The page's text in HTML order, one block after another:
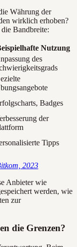
Währung der
wirklich erhoben?
Bandbreite:
Nutzung
des
Badges
der
Tipps
2023
Anbieter wie
werden, wie
zur
die Grenzen?